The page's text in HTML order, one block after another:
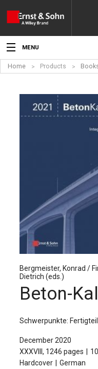
MENU
News
Events
Topics
For Authors
The Publishing House
Sprache / Language: DE
Home Products
Bergmeister, Konrad /
Dietrich (eds.)
Beton-
Schwerpunkte:
December 2020
XXXVIII, 1246 pages
Hardcover
German